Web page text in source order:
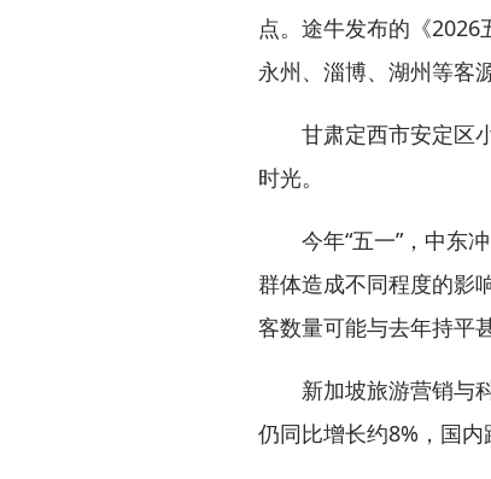
点。途牛发布的《2026
永州、淄博、湖州等客
甘肃定西市安定区小
时光。
今年“五一”，中东冲
群体造成不同程度的影
客数量可能与去年持平
新加坡旅游营销与科
仍同比增长约8%，国